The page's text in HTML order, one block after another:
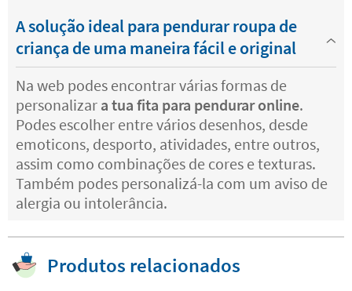
A solução ideal para pendurar roupa de
criança de uma maneira fácil e original
Na web podes encontrar várias formas de
personalizar a tua fita para pendurar online.
Podes escolher entre vários desenhos, desde
emoticons, desporto, atividades, entre outros,
assim como combinações de cores e texturas.
Também podes personalizá-la com um aviso de
alergia ou intolerância.
Produtos relacionados